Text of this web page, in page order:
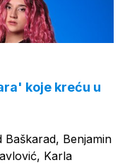
koje kreću u
Benjamin
Karla